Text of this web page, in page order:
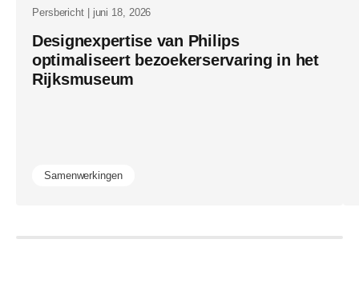
Persbericht | juni 18, 2026
Designexpertise van Philips
optimaliseert bezoekerservaring in het
Rijksmuseum
Samenwerkingen